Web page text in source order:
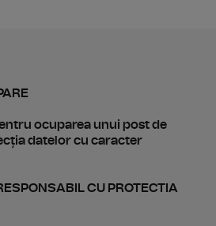
ocuparea unui post de
datelor cu caracter
CU PROTECTIA